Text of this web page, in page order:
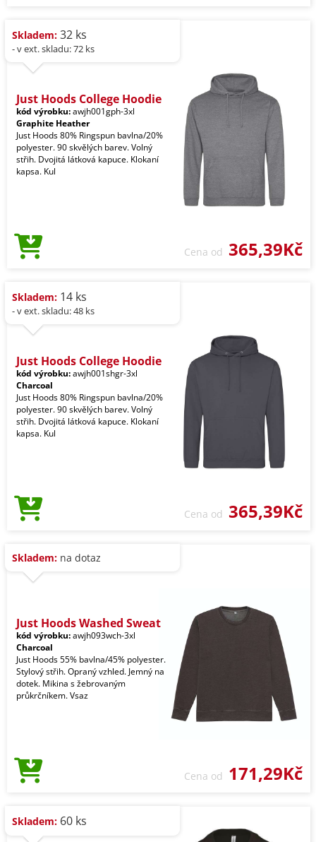
Skladem: 32 ks
- v ext. skladu: 72 ks
Just Hoods College Hoodie
kód výrobku:awjh001gph-3xl
Graphite Heather
Just Hoods 80% Ringspun bavlna/20%
polyester. 90 skvělých barev. Volný
střih. Dvojitá látková kapuce. Klokaní
kapsa. Kul
Cena od 365,39Kč
Skladem: 14 ks
- v ext. skladu: 48 ks
Just Hoods College Hoodie
kód výrobku:awjh001shgr-3xl
Charcoal
Just Hoods 80% Ringspun bavlna/20%
polyester. 90 skvělých barev. Volný
střih. Dvojitá látková kapuce. Klokaní
kapsa. Kul
Cena od 365,39Kč
Skladem: na dotaz
Just Hoods Washed Sweat
kód výrobku:awjh093wch-3xl
Charcoal
Just Hoods 55% bavlna/45% polyester.
Stylový střih. Opraný vzhled. Jemný na
dotek. Mikina s žebrovaným
průkrčníkem. Vsaz
Cena od 171,29Kč
Skladem: 60 ks